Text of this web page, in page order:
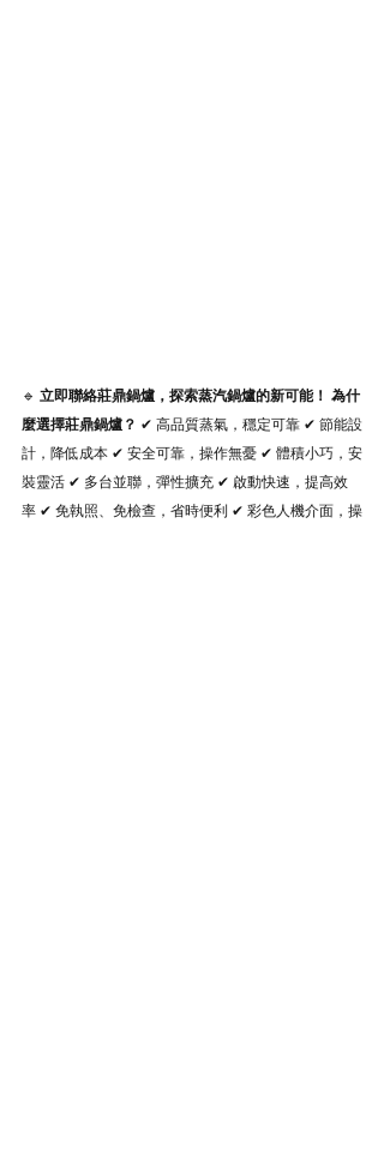
🔹 立即聯絡莊鼎鍋爐，探索蒸汽鍋爐的新可能！ 為什
麼選擇莊鼎鍋爐？ ✔ 高品質蒸氣，穩定可靠 ✔ 節能設
計，降低成本 ✔ 安全可靠，操作無憂 ✔ 體積小巧，安
裝靈活 ✔ 多台並聯，彈性擴充 ✔ 啟動快速，提高效
率 ✔ 免執照、免檢查，省時便利 ✔ 彩色人機介面，操